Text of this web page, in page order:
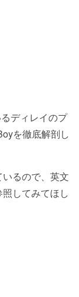
ディレイのプ
を徹底解剖し
るので、英文
してみてほし